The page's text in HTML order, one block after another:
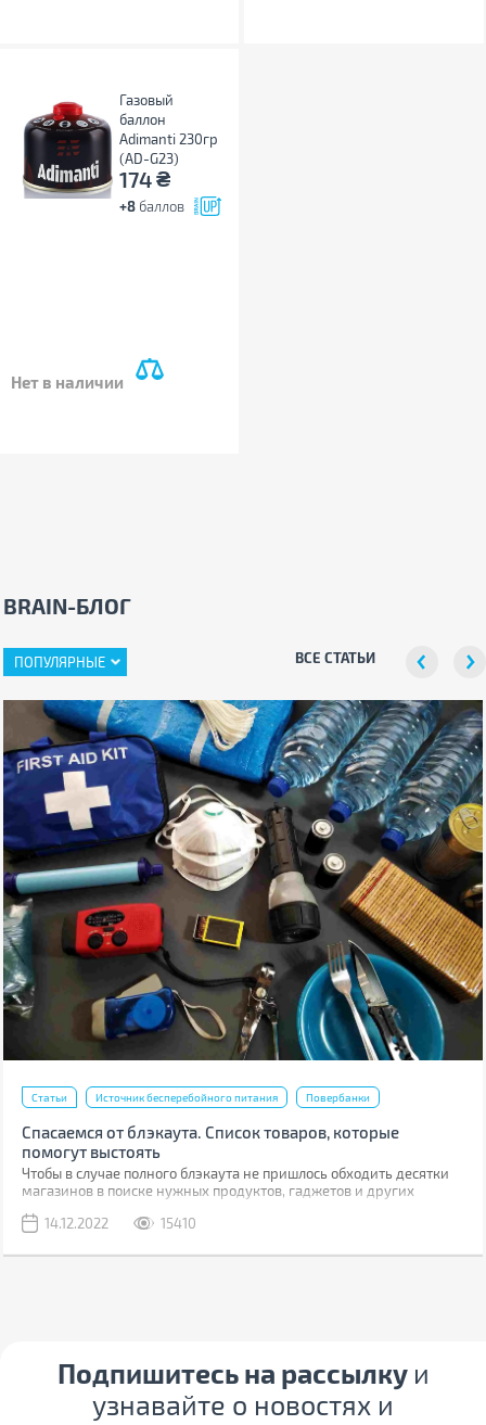
Газовый
баллон
Adimanti 230гр
(AD-G23)
174₴
+8 баллов
Нет в наличии
BRAIN-БЛОГ
ПОПУЛЯРНЫЕ ВСЕ СТАТЬИ
Статьи Источник бесперебойного питания Повербанки
Спасаемся от блэкаута. Список товаров, которые
помогут выстоять
Чтобы в случае полного блэкаута не пришлось обходить десятки
магазинов в поиске нужных продуктов, гаджетов и других
список, в который вошли как товары первой необходимости, так и
но без которых можно протянуть.
14.12.2022 15410
Подпишитесь на рассылку и
узнавайте о новостях и